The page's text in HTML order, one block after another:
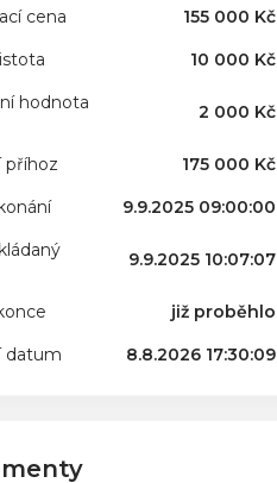
cena
155 000 Kč
10 000 Kč
hodnota
2 000 Kč
příhoz
175 000 Kč
9.9.2025 09:00:00
9.9.2025 10:07:07
již proběhlo
datum
8.8.2026 17:30:09